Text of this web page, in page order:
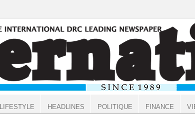
LIFESTYLE HEADLINES POLITIQUE FINANCE